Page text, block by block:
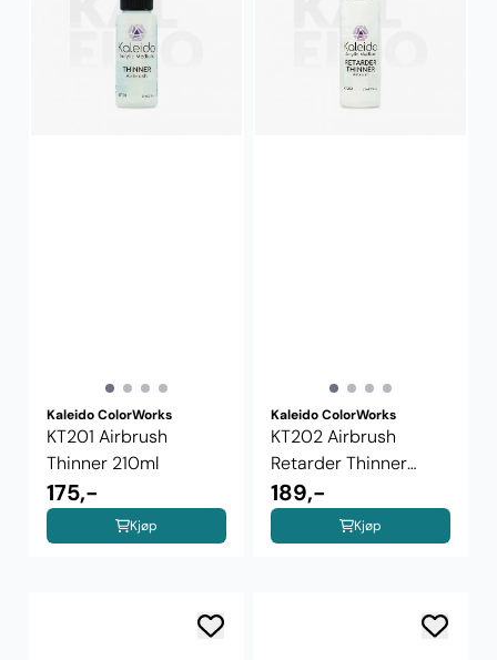
Kaleido ColorWorks
KT201 Airbrush
Thinner 210ml
175,-
Kjøp
Kaleido ColorWorks
KT202 Airbrush
Retarder Thinner
210ml
189,-
Kjøp